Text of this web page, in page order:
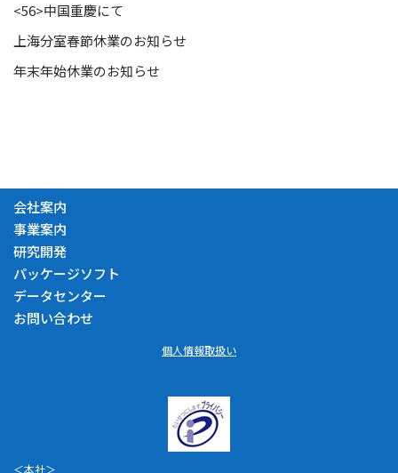
<56>中国重慶にて
上海分室春節休業のお知らせ
年末年始休業のお知らせ
会社案内
事業案内
研究開発
パッケージソフト
データセンター
お問い合わせ
個人情報取扱い
＜本社＞